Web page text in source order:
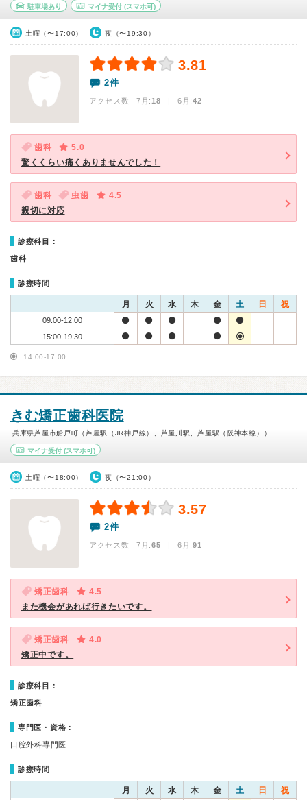
駐車場あり マイナ受付(スマホ可)
土曜（〜17:00） 夜（〜19:30）
3.81
2件
アクセス数 7月:18 | 6月:42
歯科
5.0
驚くくらい痛くありませんでした！
歯科 虫歯
4.5
親切に対応
診療科目：
歯科
診療時間
月 火 水 木 金 土 日 祝
09:00-12:00
15:00-19:30
14:00-17:00
きむ矯正歯科医院
兵庫県芦屋市船戸町（芦屋駅（JR神戸線）、芦屋川駅、芦屋駅（阪神本線））
マイナ受付 (スマホ可)
土曜（〜18:00） 夜（〜21:00）
3.57
2件
アクセス数 7月:65 | 6月:91
矯正歯科
4.5
また機会があれば行きたいです。
矯正歯科
4.0
矯正中です。
診療科目：
矯正歯科
専門医・資格：
口腔外科専門医
診療時間
月 火 水 木 金 土 日 祝